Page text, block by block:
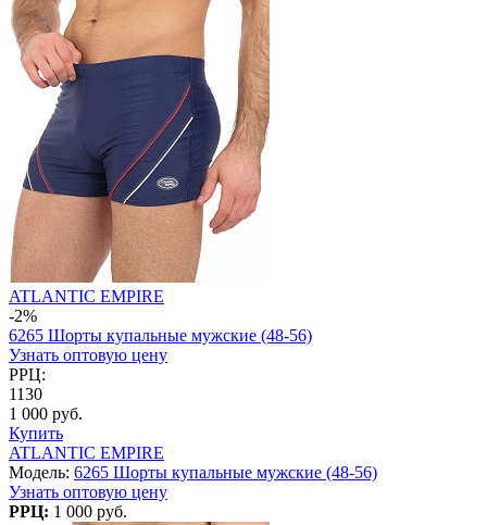
ATLANTIC EMPIRE
-2%
6265 Шорты купальные мужские (48-56)
Узнать оптовую цену
РРЦ:
1130
1 000 руб.
Купить
ATLANTIC EMPIRE
Модель: 6265 Шорты купальные мужские (48-56)
Узнать оптовую цену
РРЦ: 1 000 руб.